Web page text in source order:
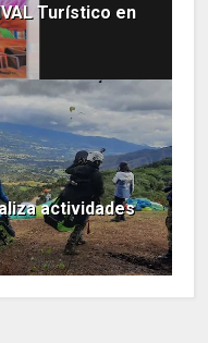
Turístico en
actividades